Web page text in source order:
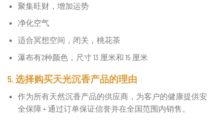
聚集旺财，增加运势
净化空气
适合冥想空间，闭关，桃花茶
瀑布有2种颜色，尺寸 13 厘米和 15 厘米
5. 选择购买天光沉香产品的理由
作为所有天然沉香产品的供应商，为客户的健康提供安
全保障 + 通过订单保证信誉并在全国范围内销售。